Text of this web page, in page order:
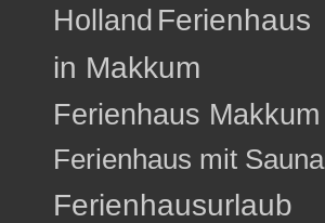
Holland Ferienhaus
in Makkum
Ferienhaus Makkum
Ferienhaus mit Sauna
Ferienhausurlaub